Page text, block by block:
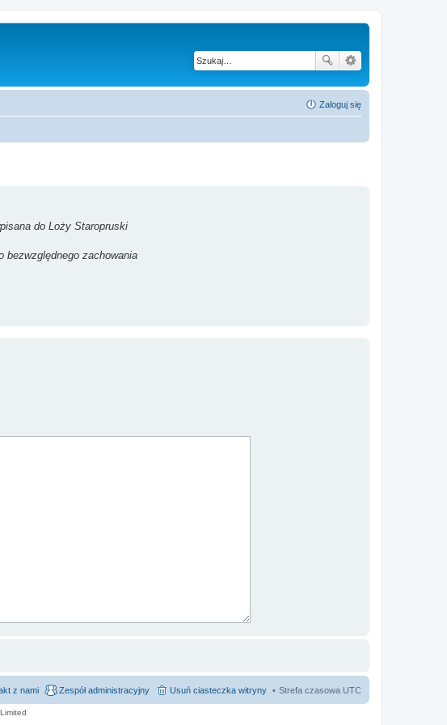
Zaloguj się
do Loży Staropruski
zachowania
Strefa czasowa UTC
Usuń ciasteczka witryny
Zespół administracyjny
z nami